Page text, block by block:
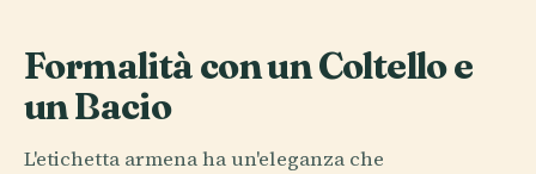
Formalità con un Coltello e
un Bacio
L'etichetta armena ha un'eleganza che